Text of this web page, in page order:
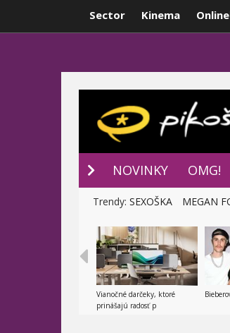
Sector Kinema
NOVINKY OMG!
Trendy: SEXOŠKA MEGAN
Vianočné darčeky, ktoré
prinášajú radosť p